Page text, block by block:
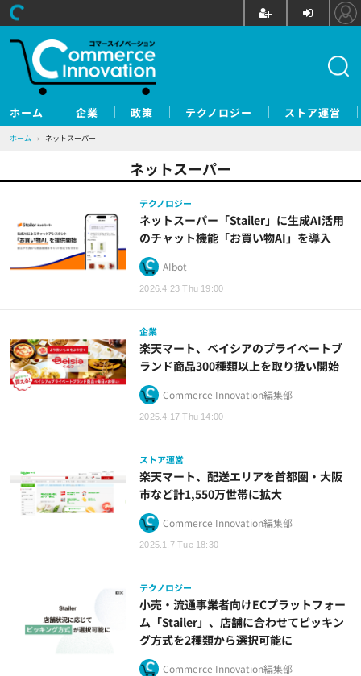
ホーム 企業 政策 テクノロジー ストア運営
ホーム › ネットスーパー
ネットスーパー
テクノロジー
2026.4.23 Thu 19:00
ネットスーパー「Stailer」に生成AI活用
のチャット機能「お買い物AI」を導入
AIbot
企業
2025.4.17 Thu 14:00
楽天マート、ベイシアのプライベートブ
ランド商品300種類以上を取り扱い開始
Commerce Innovation編集部
ストア運営
2025.1.7 Tue 18:30
楽天マート、配送エリアを首都圏・大阪
市など計1,550万世帯に拡大
Commerce Innovation編集部
テクノロジー
小売・流通事業者向けECプラットフォー
ム「Stailer」、店舗に合わせてピッキン
グ方式を2種類から選択可能に
Commerce Innovation編集部